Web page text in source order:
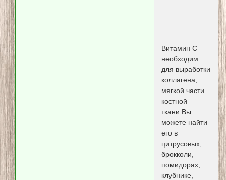
Витамин С
необходим
для выработки
коллагена,
мягкой части
костной
ткани.Вы
можете найти
его в
цитрусовых,
брокколи,
помидорах,
клубнике,